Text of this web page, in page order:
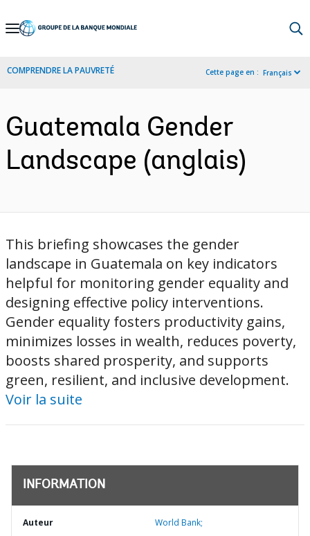
Skip
Navigation
COMPRENDRE LA PAUVRETÉ Cette page en : Français
Guatemala Gender
Landscape (anglais)
This briefing showcases the gender
landscape in Guatemala on key indicators
helpful for monitoring gender equality and
designing effective policy interventions.
Gender equality fosters productivity gains,
minimizes losses in wealth, reduces poverty,
boosts shared prosperity, and supports
green, resilient, and inclusive development.
Voir la suite
INFORMATION
Auteur World Bank;